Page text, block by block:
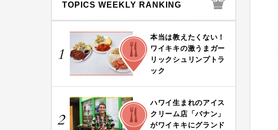
TOPICS WEEKLY RANKING
1
FOOD
本当は教えたくない！
ワイキキの激うまガー
リックシュリンプトラ
ック
2
FOOD
ハワイ生まれのアイス
クリーム店「バナン」
がワイキキにグランド